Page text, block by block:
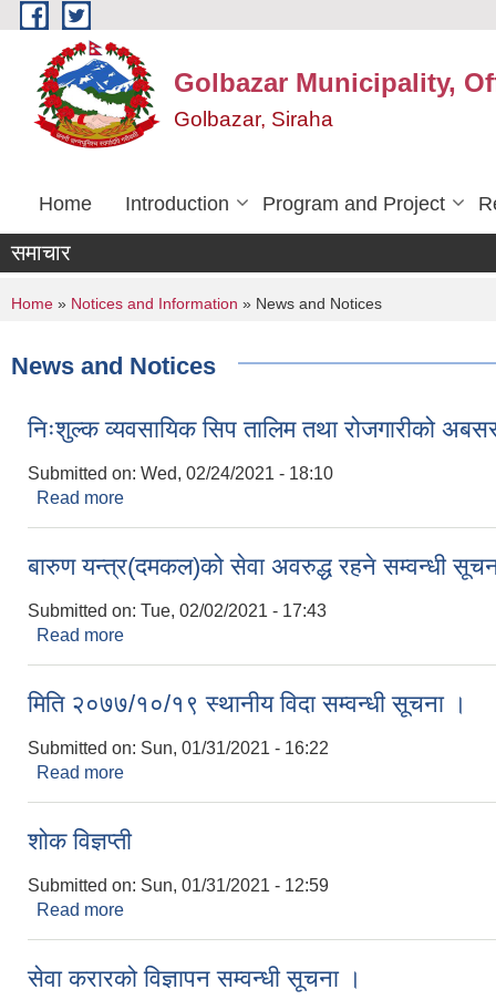
Skip to main content
Golbazar Municipality,
Golbazar, Siraha
Home Introduction Program and Project
समाचार
You are here
Home » Notices and Information » News and Notices
News and Notices
निःशुल्क व्यवसायिक सिप तालिम तथा रोजगारीको
Submitted on: Wed, 02/24/2021 - 18:10
Read more
बारुण यन्त्र(दमकल)को सेवा अवरुद्ध रहने सम्वन्धी
Submitted on: Tue, 02/02/2021 - 17:43
Read more
मिति २०७७/१०/१९ स्थानीय विदा सम्वन्धी सूचना ।
Submitted on: Sun, 01/31/2021 - 16:22
Read more
शोक विज्ञप्ती
Submitted on: Sun, 01/31/2021 - 12:59
Read more
सेवा करारको विज्ञापन सम्वन्धी सूचना ।